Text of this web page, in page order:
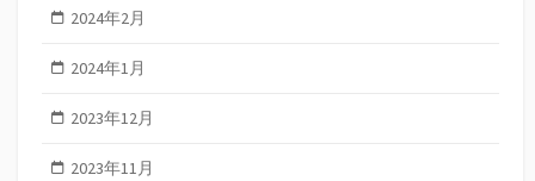
2024年2月
2024年1月
2023年12月
2023年11月